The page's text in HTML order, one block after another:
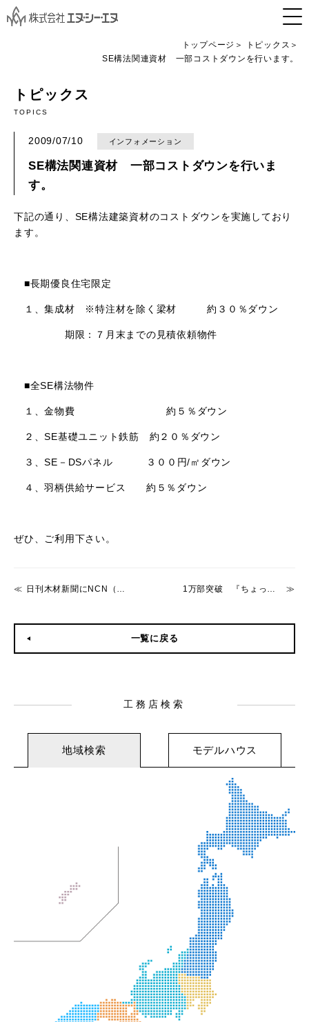
トップページ
トピックス
SE構法関連資材 一部コストダウンを行います。
トピックス
TOPICS
2009/07/10 インフォメーション
SE構法関連資材 一部コストダウンを行いま
す。
下記の通り、SE構法建築資材のコストダウンを実施しており
ます。
■長期優良住宅限定
１、集成材 ※特注材を除く梁材 約３０％ダウン
期限：７月末までの見積依頼物件
■全SE構法物件
１、金物費 約５％ダウン
２、SE基礎ユニット鉄筋 約２０％ダウン
３、SE－DSパネル ３００円/㎡ダウン
４、羽柄供給サービス 約５％ダウン
ぜひ、ご利用下さい。
日刊木材新聞にNCN（SE構法）が掲載されました。 1万部突破 『ちょっとプレミアムな理想の家づくり物語』
一覧に戻る
工務店検索
地域検索 モデルハウス